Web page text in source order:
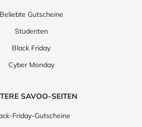
Beliebte Gutscheine
Studenten
Black Friday
Cyber Monday
SAVOO-SEITEN
Friday-Gutscheine